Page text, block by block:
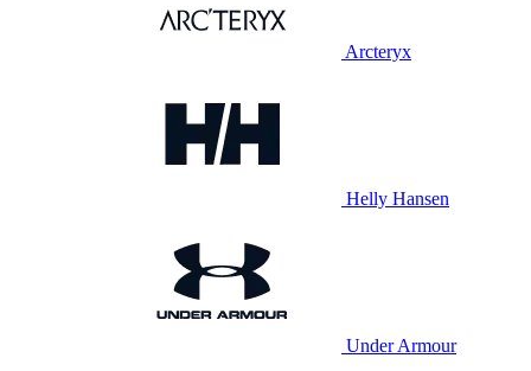
Arcteryx
Helly Hansen
Under Armour